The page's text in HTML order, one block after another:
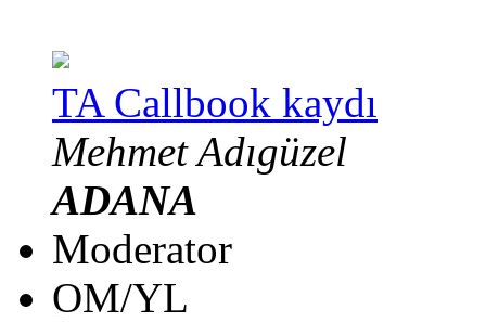
TA Callbook kaydı
Mehmet Adıgüzel
ADANA
Moderator
OM/YL